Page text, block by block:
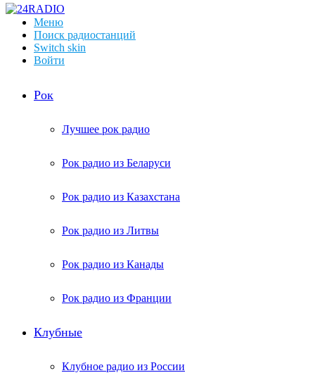
Меню
Поиск радиостанций
Switch skin
Войти
Рок
Лучшее рок радио
Рок радио из Беларуси
Рок радио из Казахстана
Рок радио из Литвы
Рок радио из Канады
Рок радио из Франции
Клубные
Клубное радио из России